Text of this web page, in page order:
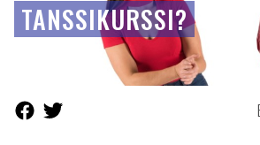
TANSSIKURSSI?